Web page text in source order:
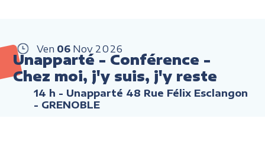
Ven 06 Nov 2026
Unapparté - Conférence -
Chez moi, j'y suis, j'y reste
14 h - Unapparté 48 Rue Félix Esclangon
- GRENOBLE